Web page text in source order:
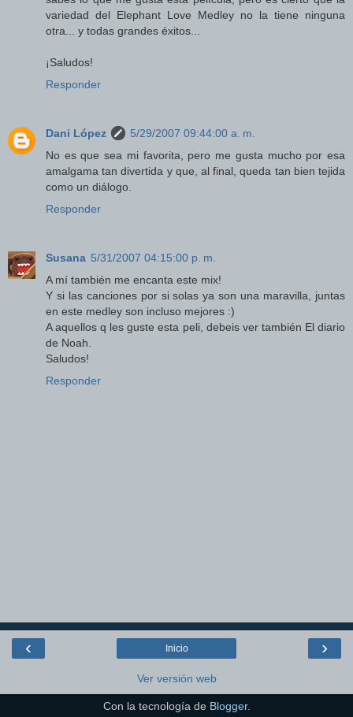
variedad del Elephant Love Medley no la tiene ninguna
otra... y todas grandes éxitos...
¡Saludos!
Responder
Dani López
5/29/2007 09:44:00 a. m.
No es que sea mi favorita, pero me gusta mucho por esa
amalgama tan divertida y que, al final, queda tan bien tejida
como un diálogo.
Responder
Susana 5/31/2007 04:15:00 p. m.
A mí también me encanta este mix!
Y si las canciones por si solas ya son una maravilla, juntas
en este medley son incluso mejores :)
A aquellos q les guste esta peli, debeis ver también El diario
de Noah.
Saludos!
Responder
‹ ›
Inicio
Ver versión web
Con la tecnología de Blogger.